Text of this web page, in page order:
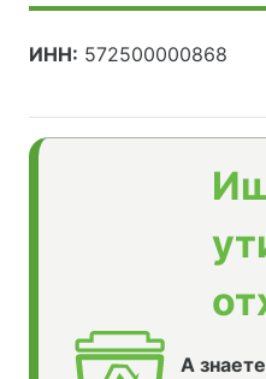
ИНН: 572500000868
А